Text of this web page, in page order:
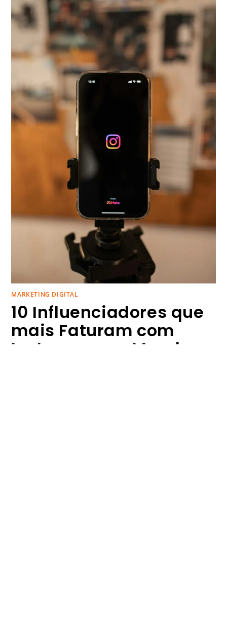
MARKETING DIGITAL
10 Influenciadores que
mais Faturam com
Instagram no Mundo